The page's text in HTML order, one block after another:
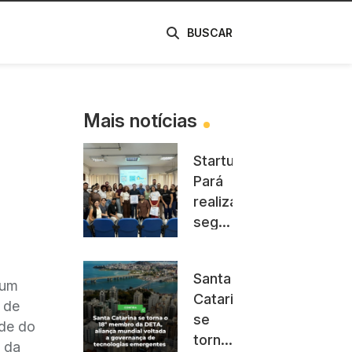
BUSCAR
de
do
da
Mais notícias
Startup
Pará
realiza
segunda
Trilha
da
Inovação
Santa
Catarina
se
torna